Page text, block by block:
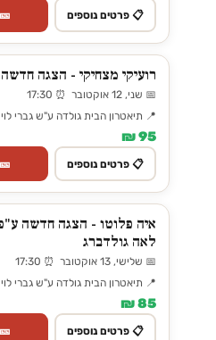
📋 פרטים נוספים
רועיקי מצחיקי - הצגה חדשה
📅 שני, 12 אוקטובר ⏰ 17:30
📍 תיאטרון הבית גולדה ע"ש גברי לוי
95 ₪
📋 פרטים נוספים
איה פלוטו - הצגה חדשה
לאה גולדברג
📅 שלישי, 13 אוקטובר ⏰ 17:30
📍 תיאטרון הבית גולדה ע"ש גברי לוי
85 ₪
📋 פרטים נוספים